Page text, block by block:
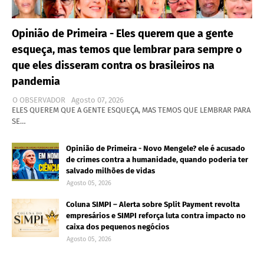
Opinião de Primeira - Eles querem que a gente
esqueça, mas temos que lembrar para sempre o
que eles disseram contra os brasileiros na
pandemia
O OBSERVADOR
Agosto 07, 2026
ELES QUEREM QUE A GENTE ESQUEÇA, MAS TEMOS QUE LEMBRAR PARA
SE…
Opinião de Primeira - Novo Mengele? ele é acusado
de crimes contra a humanidade, quando poderia ter
salvado milhões de vidas
Agosto 05, 2026
Coluna SIMPI – Alerta sobre Split Payment revolta
empresários e SIMPI reforça luta contra impacto no
caixa dos pequenos negócios
Agosto 05, 2026